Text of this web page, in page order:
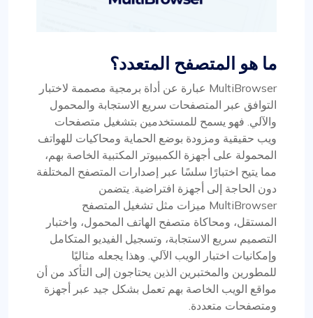
ما هو المتصفح المتعدد؟
MultiBrowser عبارة عن أداة برمجية مصممة لاختبار
التوافق عبر المتصفحات سريع الاستجابة والمحمول
والآلي. فهو يسمح للمستخدمين بتشغيل متصفحات
ويب حقيقية ومزودة بوضع الحماية ومحاكيات للهواتف
المحمولة على أجهزة الكمبيوتر المكتبية الخاصة بهم،
مما يتيح اختبارًا سلسًا عبر إصدارات المتصفح المختلفة
دون الحاجة إلى أجهزة افتراضية. يتضمن
MultiBrowser ميزات مثل تشغيل المتصفح
المستقل، ومحاكاة متصفح الهاتف المحمول، واختبار
التصميم سريع الاستجابة، وتسجيل الفيديو المتكامل
وإمكانيات اختبار الويب الآلي. وهذا يجعله مثاليًا
للمطورين والمختبرين الذين يحتاجون إلى التأكد من أن
مواقع الويب الخاصة بهم تعمل بشكل جيد عبر أجهزة
ومتصفحات متعددة.